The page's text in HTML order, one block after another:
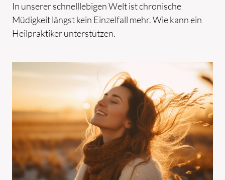
In unserer schnelllebigen Welt ist chronische
Müdigkeit längst kein Einzelfall mehr. Wie kann ein
Heilpraktiker unterstützen.